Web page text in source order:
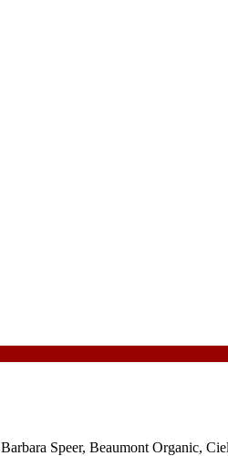
Speer, Beaumont Organic,